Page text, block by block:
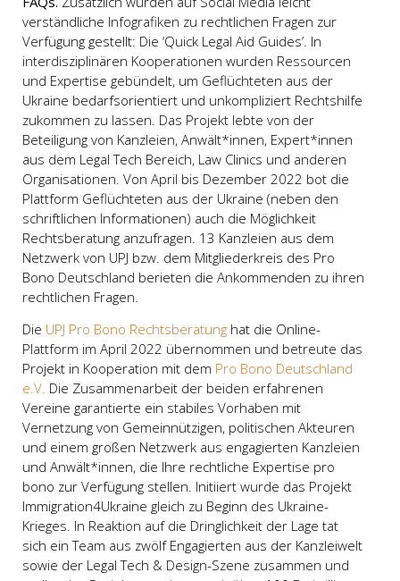
verständliche Infografiken zu rechtlichen Fragen zur
Verfügung gestellt: Die ‘Quick Legal Aid Guides’. In
interdisziplinären Kooperationen wurden Ressourcen
und Expertise gebündelt, um Geflüchteten aus der
Ukraine bedarfsorientiert und unkompliziert Rechtshilfe
zukommen zu lassen. Das Projekt lebte von der
Beteiligung von Kanzleien, Anwält*innen, Expert*innen
aus dem Legal Tech Bereich, Law Clinics und anderen
Organisationen. Von April bis Dezember 2022 bot die
Plattform Geflüchteten aus der Ukraine (neben den
schriftlichen Informationen) auch die Möglichkeit
Rechtsberatung anzufragen. 13 Kanzleien aus dem
Netzwerk von UPJ bzw. dem Mitgliederkreis des Pro
Bono Deutschland berieten die Ankommenden zu ihren
rechtlichen Fragen.
Die UPJ Pro Bono Rechtsberatung hat die Online-
Plattform im April 2022 übernommen und betreute das
Projekt in Kooperation mit dem Pro Bono Deutschland
e.V. Die Zusammenarbeit der beiden erfahrenen
Vereine garantierte ein stabiles Vorhaben mit
Vernetzung von Gemeinnützigen, politischen Akteuren
und einem großen Netzwerk aus engagierten Kanzleien
und Anwält*innen, die Ihre rechtliche Expertise pro
bono zur Verfügung stellen. Initiiert wurde das Projekt
Immigration4Ukraine gleich zu Beginn des Ukraine-
Krieges. In Reaktion auf die Dringlichkeit der Lage tat
sich ein Team aus zwölf Engagierten aus der Kanzleiwelt
sowie der Legal Tech & Design-Szene zusammen und